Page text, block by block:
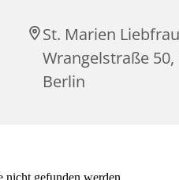
St. Marien
Wrangelstraße 50,
Berlin